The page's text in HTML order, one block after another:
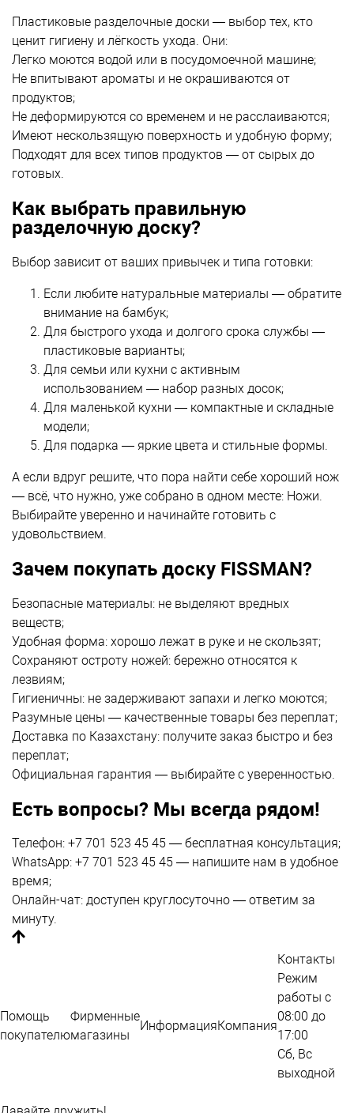
Пластиковые разделочные доски — выбор тех, кто
ценит гигиену и лёгкость ухода. Они:
Легко моются водой или в посудомоечной машине;
Не впитывают ароматы и не окрашиваются от
продуктов;
Не деформируются со временем и не расслаиваются;
Имеют нескользящую поверхность и удобную форму;
Подходят для всех типов продуктов — от сырых до
готовых.
Как выбрать правильную
разделочную доску?
Выбор зависит от ваших привычек и типа готовки:
Если любите натуральные материалы — обратите
внимание на бамбук;
Для быстрого ухода и долгого срока службы —
пластиковые варианты;
Для семьи или кухни с активным
использованием — набор разных досок;
Для маленькой кухни — компактные и складные
модели;
Для подарка — яркие цвета и стильные формы.
А если вдруг решите, что пора найти себе хороший нож
— всё, что нужно, уже собрано в одном месте: Ножи.
Выбирайте уверенно и начинайте готовить с
удовольствием.
Зачем покупать доску FISSMAN?
Безопасные материалы: не выделяют вредных
веществ;
Удобная форма: хорошо лежат в руке и не скользят;
Сохраняют остроту ножей: бережно относятся к
лезвиям;
Гигиеничны: не задерживают запахи и легко моются;
Разумные цены — качественные товары без переплат;
Доставка по Казахстану: получите заказ быстро и без
переплат;
Официальная гарантия — выбирайте с уверенностью.
Есть вопросы? Мы всегда рядом!
Телефон: +7 701 523 45 45 — бесплатная консультация;
WhatsApp: +7 701 523 45 45 — напишите нам в удобное
время;
Онлайн-чат: доступен круглосуточно — ответим за
минуту.
Помощь
покупателю
Фирменные
магазины
ИнформацияКомпания
Контакты
Режим
работы с
08:00 до
17:00
Сб, Вс
выходной